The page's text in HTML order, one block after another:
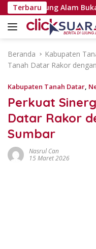
a
Terbaru
Tanjung Alam Buka
Beranda Kabupaten
Tanah Datar Rakor
Kabupaten Tanah Datar,
Perkuat
Datar Rakor
Sumbar
Nasrul Can
15 Maret 2026